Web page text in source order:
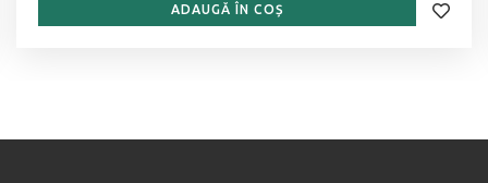
ADAUGĂ ÎN COȘ